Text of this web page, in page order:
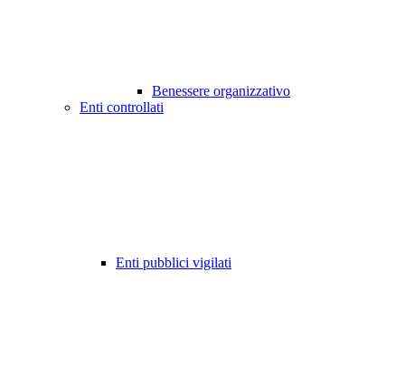
Benessere organizzativo
Enti controllati
Enti pubblici vigilati